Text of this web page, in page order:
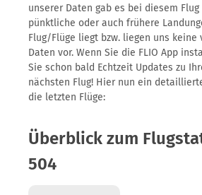
unserer Daten gab es bei diesem Flug
pünktliche oder auch frühere
Flug/Flüge liegt bzw. liegen uns keine
Daten vor. Wenn Sie die FLIO App
Sie schon bald Echtzeit Updates zu
nächsten Flug! Hier nun ein
die letzten Flüge:
Überblick zum
504